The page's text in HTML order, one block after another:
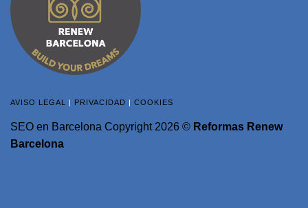
AVISO LEGAL | PRIVACIDAD | COOKIES
SEO en Barcelona Copyright 2026 © Reformas Renew
Barcelona